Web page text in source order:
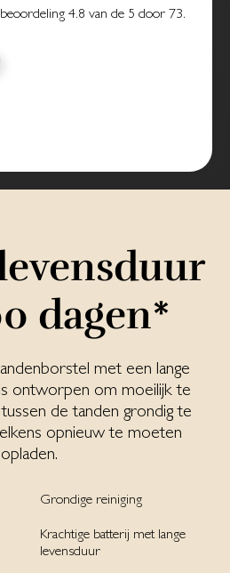
4.8 van de 5 door 73.
da­gen*
met een lange
ontworpen om moeilijk te
de tanden grondig te
opnieuw te moeten
opladen.
Grondige reiniging
Krachtige batterij met lange
levensduur